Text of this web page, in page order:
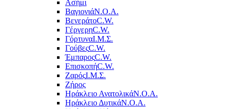
Ασήμι
ΒαγιονιάΝ.Ο.Α.
ΒενεράτοC.W.
ΓέργερηC.W.
ΓόρτυναΙ.Μ.Σ.
ΓούβεςC.W.
ΈμπαροςC.W.
ΕπισκοπήC.W.
ΖαρόςΙ.Μ.Σ.
Ζήρος
Ηράκλειο ΑνατολικάΝ.Ο.Α.
Ηράκλειο ΔυτικάΝ.Ο.Α.